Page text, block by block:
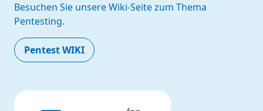
Besuchen Sie unsere Wiki-Seite zum Thema
Pentesting.
Pentest WIKI